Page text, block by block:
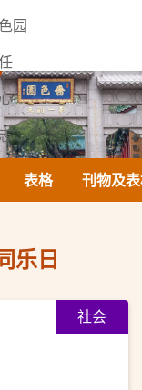
园
表格 刊物及
乐日
社会